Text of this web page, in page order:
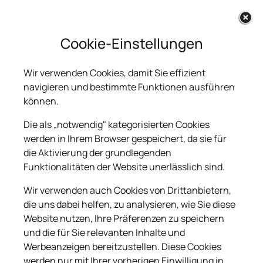
Каталог 2026
Желаете приобрести памятник?
Ищите подходящий – достойный вариант?
Посмотрите наш каталог надгробных
памятников из гранита.В каталоге
представлены новые формы памятников с
различным оформлением. В каталоге Вы
можете ознакомиться с примерами наших
работ.
Cookie-Einstellungen
Wir verwenden Cookies, damit Sie effizient
navigieren und bestimmte Funktionen ausführen
können.
Die als „notwendig" kategorisierten Cookies
werden in Ihrem Browser gespeichert, da sie für
die Aktivierung der grundlegenden
Funktionalitäten der Website unerlässlich sind.
Wir verwenden auch Cookies von Drittanbietern,
die uns dabei helfen, zu analysieren, wie Sie diese
Website nutzen, Ihre Präferenzen zu speichern
und die für Sie relevanten Inhalte und
Werbeanzeigen bereitzustellen. Diese Cookies